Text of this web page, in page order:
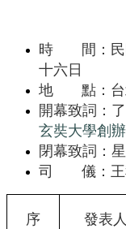
時 間：民
十六日
地 點：台
開幕致詞：
玄奘大學創辦
閉幕致詞：
司 儀：王
序 發表人